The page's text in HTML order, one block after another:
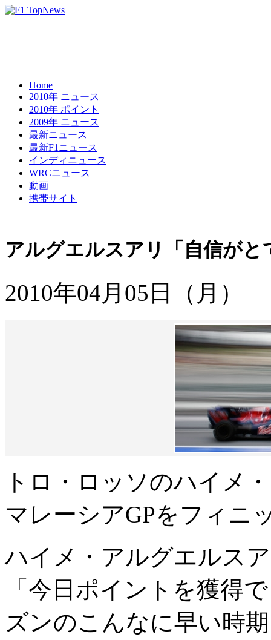
Home
2010年 ニュース
2010年 ポイント
2009年 ニュース
最新ニュース
最新F1ニュース
インディニュース
WRCニュース
動画
携帯サイト
アルグエルスアリ「自信が
2010年04月05日（月）
トロ・ロッソのハイメ
マレーシアGPをフィニ
ハイメ・アルグエルス
「今日ポイントを獲得
ズンのこんなに早い時